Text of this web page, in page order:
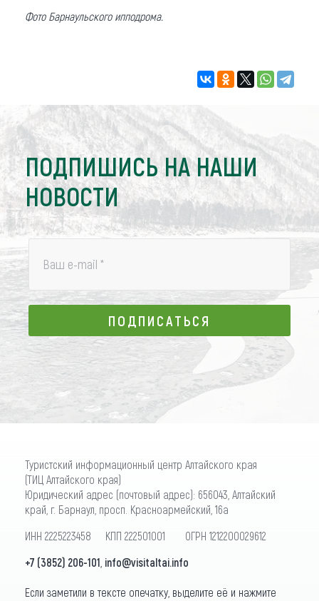
Фото Барнаульского ипподрома.
ПОДПИШИСЬ НА НАШИ
НОВОСТИ
Ваш e-mail *
ПОДПИСАТЬСЯ
ПОДПИСАТЬСЯ
Туристский информационный центр Алтайского края
(ТИЦ Алтайского края)
Юридический адрес (почтовый адрес): 656043, Алтайский
край, г. Барнаул, просп. Красноармейский, 16а
ИНН 2225223458 КПП 222501001 ОГРН 1212200029612
+7 (3852) 206-101 info@visitaltai.info
Если заметили в тексте опечатку, выделите её и нажмите